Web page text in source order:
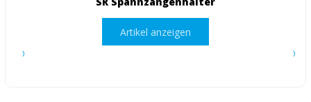
Artikel anzeigen